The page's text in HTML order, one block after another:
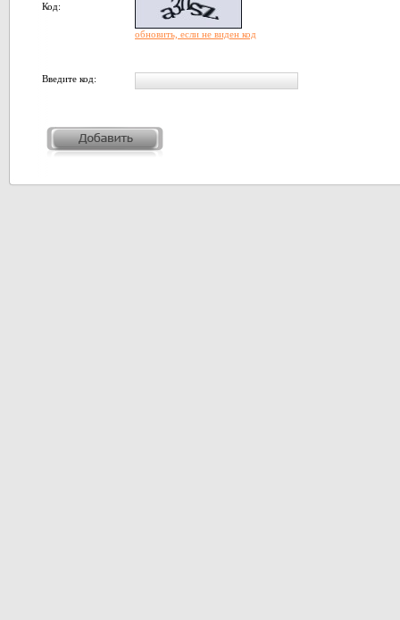
Код:
обновить, если не виден код
Введите код: